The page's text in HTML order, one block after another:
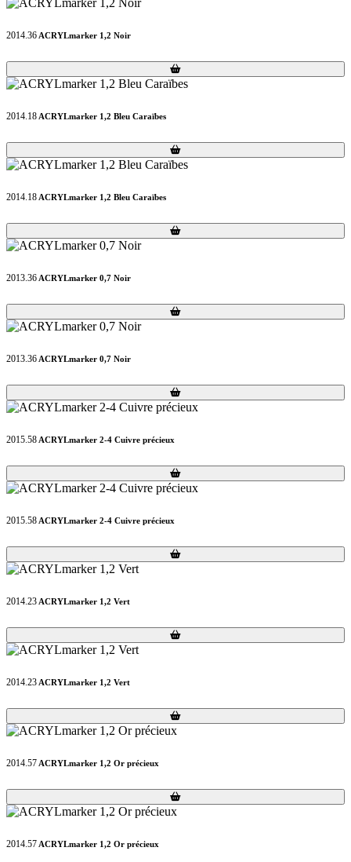
2014.36 ACRYLmarker 1,2 Noir
Loading...
Loading...
2014.18 ACRYLmarker 1,2 Bleu Caraïbes
Loading...
Loading...
2014.18 ACRYLmarker 1,2 Bleu Caraïbes
Loading...
Loading...
2013.36 ACRYLmarker 0,7 Noir
Loading...
Loading...
2013.36 ACRYLmarker 0,7 Noir
Loading...
Loading...
2015.58 ACRYLmarker 2-4 Cuivre précieux
Loading...
Loading...
2015.58 ACRYLmarker 2-4 Cuivre précieux
Loading...
Loading...
2014.23 ACRYLmarker 1,2 Vert
Loading...
Loading...
2014.23 ACRYLmarker 1,2 Vert
Loading...
Loading...
2014.57 ACRYLmarker 1,2 Or précieux
Loading...
Loading...
2014.57 ACRYLmarker 1,2 Or précieux